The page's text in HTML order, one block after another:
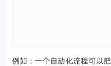
例如：一个自动化流程可以